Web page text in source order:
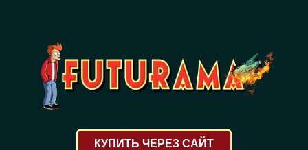
КУПИТЬ ЧЕРЕЗ САЙТ